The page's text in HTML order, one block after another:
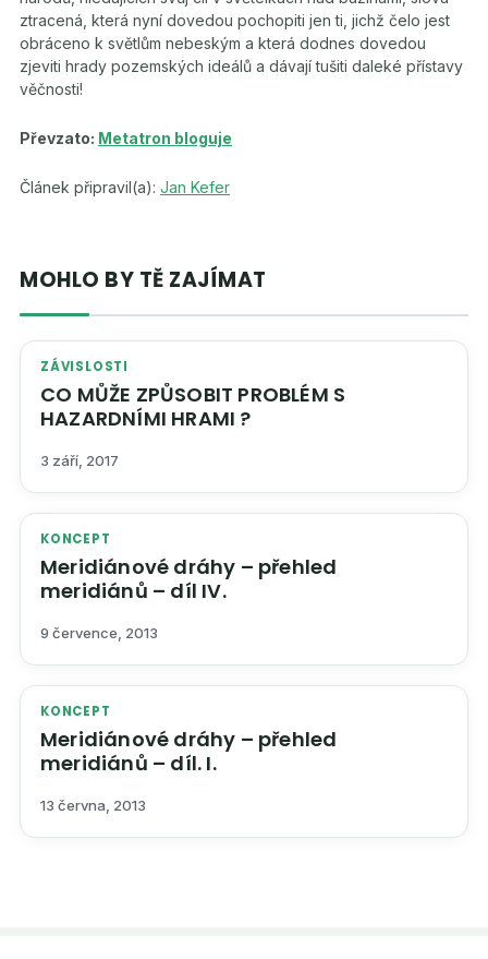
ztracená, která nyní dovedou pochopiti jen ti, jichž čelo jest
obráceno k světlům nebeským a která dodnes dovedou
zjeviti hrady pozemských ideálů a dávají tušiti daleké přístavy
věčnosti!
Převzato: Metatron bloguje
Článek připravil(a): Jan Kefer
MOHLO BY TĚ ZAJÍMAT
ZÁVISLOSTI
CO MŮŽE ZPŮSOBIT PROBLÉM S
HAZARDNÍMI HRAMI ?
3 září, 2017
KONCEPT
Meridiánové dráhy – přehled
meridiánů – díl IV.
9 července, 2013
KONCEPT
Meridiánové dráhy – přehled
meridiánů – díl. I.
13 června, 2013